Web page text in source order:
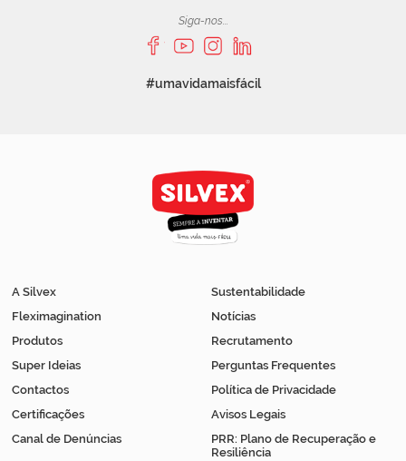
Siga-nos...
#umavidamaisfácil
A Silvex
Fleximagination
Produtos
Super Ideias
Contactos
Certificações
Canal de Denúncias
Sustentabilidade
Notícias
Recrutamento
Perguntas Frequentes
Política de Privacidade
Avisos Legais
PRR: Plano de Recuperação e
Resiliência